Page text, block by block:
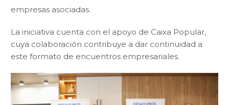
empresas asociadas.
La iniciativa cuenta con el apoyo de Caixa Popular,
cuya colaboración contribuye a dar continuidad a
este formato de encuentros empresariales.